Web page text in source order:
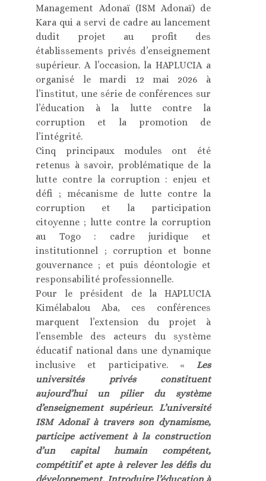
Management Adonaï (ISM Adonaï) de
Kara qui a servi de cadre au lancement
dudit projet au profit des
établissements privés d’enseignement
supérieur. A l’occasion, la HAPLUCIA a
organisé le mardi 12 mai 2026 à
l’institut, une série de conférences sur
l’éducation à la lutte contre la
corruption et la promotion de
l’intégrité.
Cinq principaux modules ont été
retenus à savoir, problématique de la
lutte contre la corruption : enjeu et
défi ; mécanisme de lutte contre la
corruption et la participation
citoyenne ; lutte contre la corruption
au Togo : cadre juridique et
institutionnel ; corruption et bonne
gouvernance ; et puis déontologie et
responsabilité professionnelle.
Pour le président de la HAPLUCIA
Kimélabalou Aba, ces conférences
marquent l’extension du projet à
l’ensemble des acteurs du système
éducatif national dans une dynamique
inclusive et participative. « Les
universités privés constituent
aujourd’hui un pilier du système
d’enseignement supérieur. L’université
ISM Adonaï à travers son dynamisme,
participe activement à la construction
d’un capital humain compétent,
compétitif et apte à relever les défis du
développement. Introduire l’éducation à